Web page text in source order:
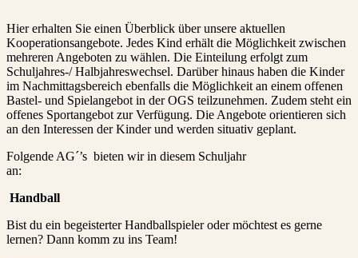
Hier erhalten Sie einen Überblick über unsere aktuellen
Kooperationsangebote. Jedes Kind erhält die Möglichkeit zwischen
mehreren Angeboten zu wählen. Die Einteilung erfolgt zum
Schuljahres-/ Halbjahreswechsel. Darüber hinaus haben die Kinder
im Nachmittagsbereich ebenfalls die Möglichkeit an einem offenen
Bastel- und Spielangebot in der OGS teilzunehmen. Zudem steht ein
offenes Sportangebot zur Verfügung. Die Angebote orientieren sich
an den Interessen der Kinder und werden situativ geplant.
Folgende AG´’s bieten wir in diesem Schuljahr
an:
Handball
Bist du ein begeisterter Handballspieler oder möchtest es gerne
lernen? Dann komm zu ins Team!